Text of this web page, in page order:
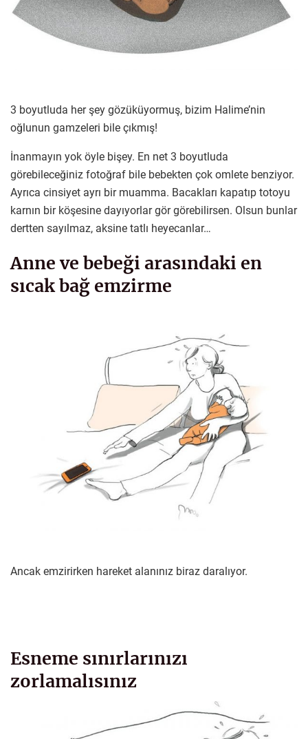
3 boyutluda her şey gözüküyormuş, bizim Halime’nin
oğlunun gamzeleri bile çıkmış!
İnanmayın yok öyle bişey. En net 3 boyutluda
görebileceğiniz fotoğraf bile bebekten çok omlete benziyor.
Ayrıca cinsiyet ayrı bir muamma. Bacakları kapatıp totoyu
karnın bir köşesine dayıyorlar gör görebilirsen. Olsun bunlar
dertten sayılmaz, aksine tatlı heyecanlar…
Anne ve bebeği arasındaki en
sıcak bağ emzirme
Ancak emzirirken hareket alanınız biraz daralıyor.
Esneme sınırlarınızı
zorlamalısınız